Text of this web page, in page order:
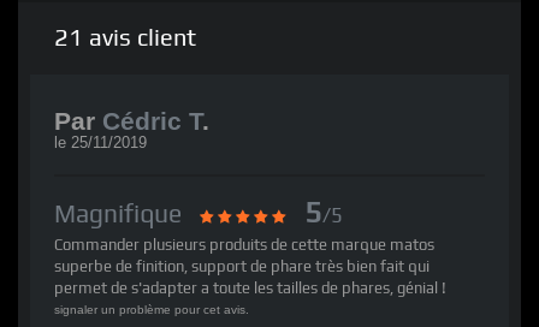
21 avis client
Par Cédric T.
le 25/11/2019
Magnifique 5/5
Commander plusieurs produits de cette marque matos
superbe de finition, support de phare très bien fait qui
permet de s'adapter a toute les tailles de phares, génial !
signaler un problème pour cet avis.